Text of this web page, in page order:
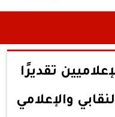
تقديرًا
والإعلامي